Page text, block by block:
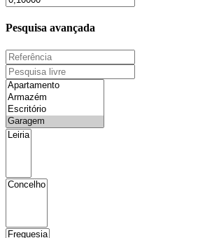
Pesquisa avançada